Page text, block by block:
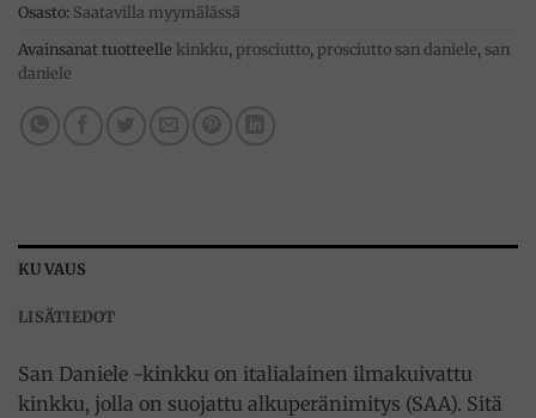
Osasto: Saatavilla myymälässä
Avainsanat tuotteelle kinkku,prosciutto,prosciutto san daniele, san
daniele
KUVAUS
LISÄTIEDOT
San Daniele -kinkku on italialainen ilmakuivattu
kinkku, jolla on suojattu alkuperänimitys (SAA). Sitä